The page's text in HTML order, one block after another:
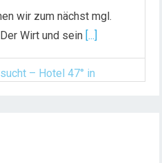
wir zum nächst mgl.
Wirt und sein [...]
– Hotel 47° in
aus Leidenschaft und